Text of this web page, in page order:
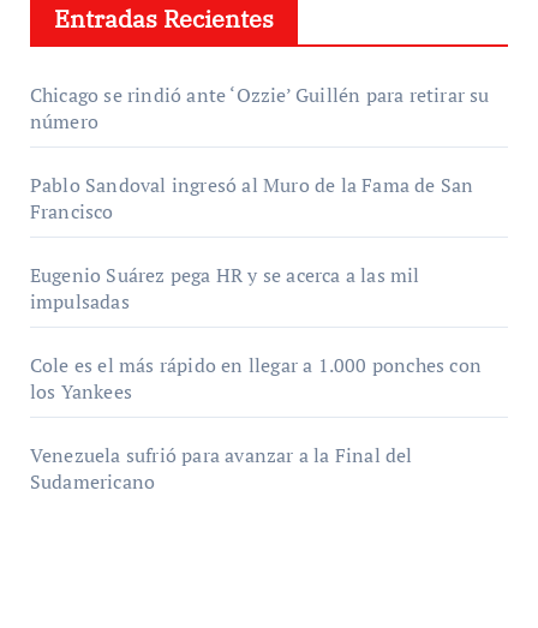
Entradas Recientes
Chicago se rindió ante ‘Ozzie’ Guillén para retirar su
número
Pablo Sandoval ingresó al Muro de la Fama de San
Francisco
Eugenio Suárez pega HR y se acerca a las mil
impulsadas
Cole es el más rápido en llegar a 1.000 ponches con
los Yankees
Venezuela sufrió para avanzar a la Final del
Sudamericano